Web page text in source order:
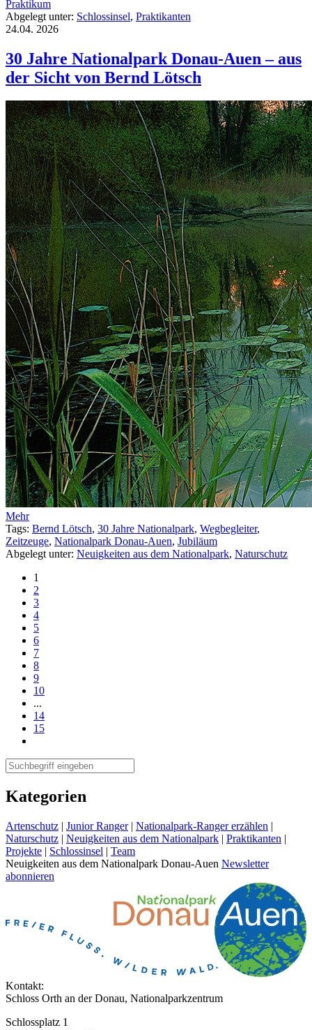
Praktikum
Abgelegt unter: Schlossinsel, Praktikanten
24.04. 2026
30 Jahre Nationalpark Donau-Auen – aus
der Sicht von Bernd Lötsch
Mehr
Tags: Bernd Lötsch, 30 Jahre Nationalpark, Wegbegleiter,
Zeitzeuge, Nationalpark Donau-Auen, Jubiläum
Abgelegt unter: Neuigkeiten aus dem Nationalpark, Naturschutz
1
2
3
4
5
6
7
8
9
10
...
14
15
Kategorien
Artenschutz | Junior Ranger | Nationalpark-Ranger erzählen |
Naturschutz | Neuigkeiten aus dem Nationalpark | Praktikanten |
Projekte | Schlossinsel | Team
Neuigkeiten aus dem Nationalpark Donau-Auen Newsletter
abonnieren
Kontakt:
Schloss Orth an der Donau, Nationalparkzentrum
Schlossplatz 1